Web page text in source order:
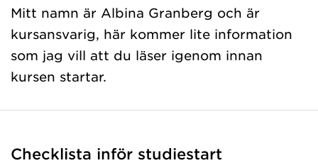
Mitt namn är Albina Granberg och är
kursansvarig, här kommer lite information
som jag vill att du läser igenom innan
kursen startar.
Checklista inför studiestart